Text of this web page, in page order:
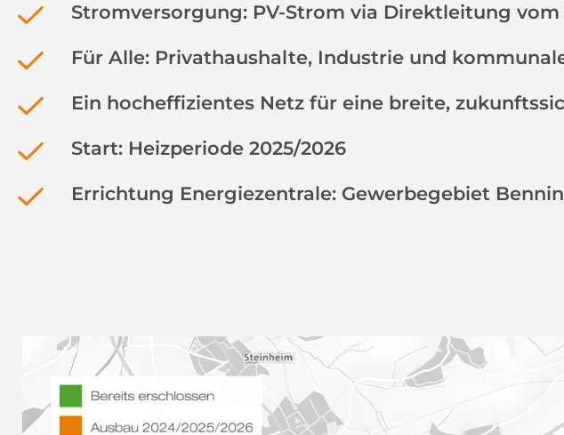
Stromversorgung: PV-Strom via Direktleitung
Für Alle: Privathaushalte, Industrie und
Ein hocheffizientes Netz für eine breite,
Start: Heizperiode 2025/2026
Errichtung Energiezentrale: Gewerbegebiet